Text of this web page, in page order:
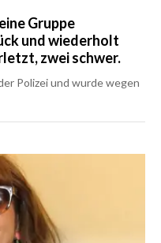
Gruppe
und wiederholt
zwei schwer.
Polizei und wurde wegen